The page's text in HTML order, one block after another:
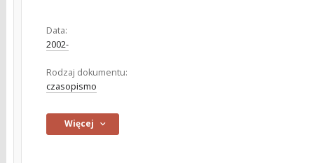
Data:
2002-
Rodzaj dokumentu:
czasopismo
Więcej